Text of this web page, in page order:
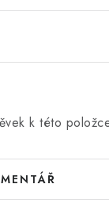
k této